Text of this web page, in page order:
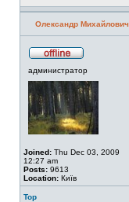
Олександр Михайлович
администратор
Joined: Thu Dec 03, 2009
12:27 am
Posts: 9613
Location: Київ
Top